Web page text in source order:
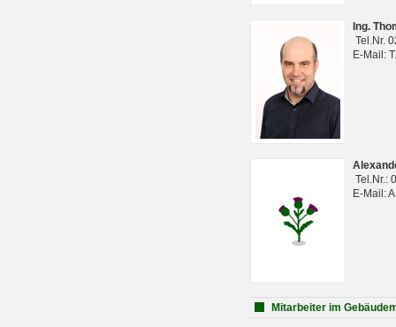
Ing.
Tel.Nr.
E-Mail:
Tel.Nr.:
E-Mail:
Mitarbeiter im